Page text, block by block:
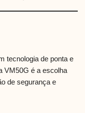
tecnologia de ponta e
VM50G é a escolha
de segurança e